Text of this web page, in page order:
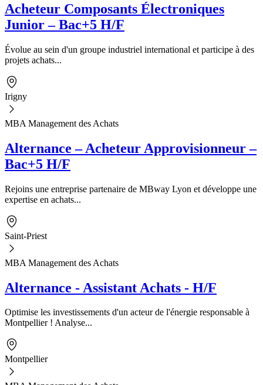
Acheteur Composants Électroniques
Junior – Bac+5 H/F
Évolue au sein d'un groupe industriel international et participe à des
projets achats...
Irigny
MBA Management des Achats
Alternance – Acheteur Approvisionneur –
Bac+5 H/F
Rejoins une entreprise partenaire de MBway Lyon et développe une
expertise en achats...
Saint-Priest
MBA Management des Achats
Alternance - Assistant Achats - H/F
Optimise les investissements d'un acteur de l'énergie responsable à
Montpellier ! Analyse...
Montpellier